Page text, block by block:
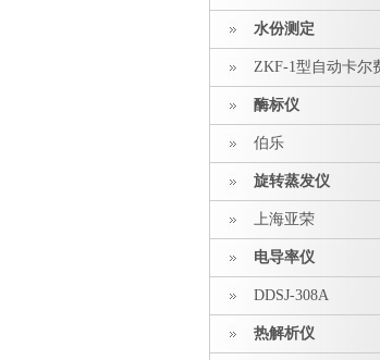
水份测定
酶标仪
伯乐
旋转蒸发仪
上海亚荣
电导率仪
DDSJ-308A
热解析仪